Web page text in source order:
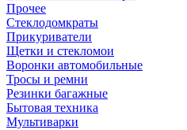
Прочее
Стеклодомкраты
Прикуриватели
Щетки и стекломои
Воронки автомобильные
Тросы и ремни
Резинки багажные
Бытовая техника
Мультиварки